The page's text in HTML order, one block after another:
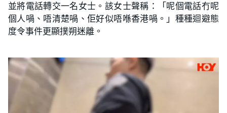
並將電話轉交一名女士。該女士聲稱：「呢個電話冇呢
個人喎、唔清楚喎、佢好似唔喺香港喎。」種種迴避態
度令事件更顯撲朔迷離。